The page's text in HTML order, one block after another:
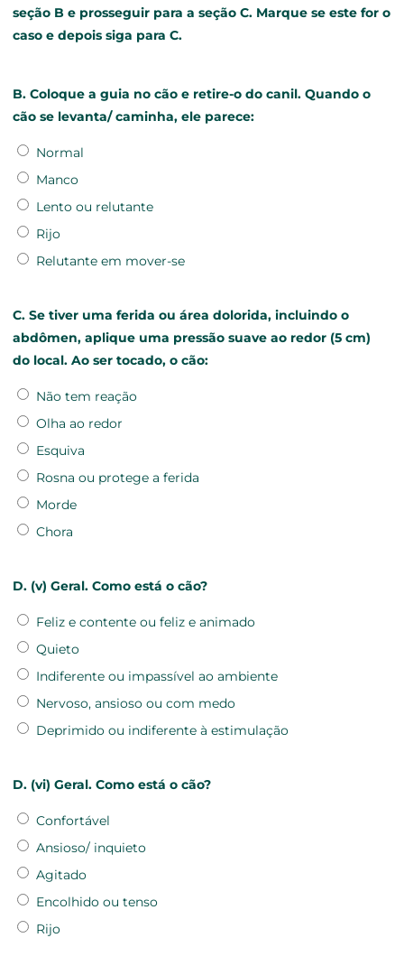
seção B e prosseguir para a seção C. Marque se este for o
caso e depois siga para C.
B. Coloque a guia no cão e retire-o do canil. Quando o
cão se levanta/ caminha, ele parece:
Normal
Manco
Lento ou relutante
Rijo
Relutante em mover-se
C. Se tiver uma ferida ou área dolorida, incluindo o
abdômen, aplique uma pressão suave ao redor (5 cm)
do local. Ao ser tocado, o cão:
Não tem reação
Olha ao redor
Esquiva
Rosna ou protege a ferida
Morde
Chora
D. (v) Geral. Como está o cão?
Feliz e contente ou feliz e animado
Quieto
Indiferente ou impassível ao ambiente
Nervoso, ansioso ou com medo
Deprimido ou indiferente à estimulação
D. (vi) Geral. Como está o cão?
Confortável
Ansioso/ inquieto
Agitado
Encolhido ou tenso
Rijo